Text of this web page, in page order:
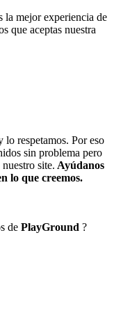
la mejor experiencia de
que aceptas nuestra
lo respetamos. Por eso
sin problema pero
site. Ayúdanos
lo que creemos.
de PlayGround ?